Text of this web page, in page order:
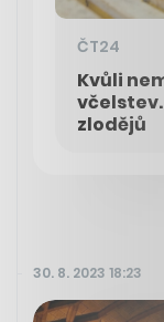
ČT24
Kvůli
zlodějů
30. 8. 2023 18:23